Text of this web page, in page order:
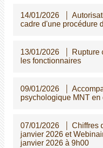
14/01/2026
cadre d'une procédure
13/01/2026
Rupture
les fonctionnaires
09/01/2026
psychologique MNT en
07/01/2026
Chiffres
janvier 2026 et
janvier 2026 à 9h00